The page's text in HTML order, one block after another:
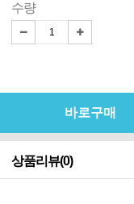
수량
상품리뷰(0)